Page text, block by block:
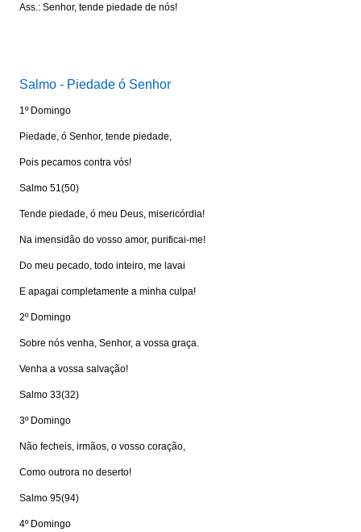
Ass.: Senhor, tende piedade de nós!
Salmo - Piedade ó Senhor
1º Domingo
Piedade, ó Senhor, tende piedade,
Pois pecamos contra vós!
Salmo 51(50)
Tende piedade, ó meu Deus, misericórdia!
Na imensidão do vosso amor, purificai-me!
Do meu pecado, todo inteiro, me lavai
E apagai completamente a minha culpa!
2º Domingo
Sobre nós venha, Senhor, a vossa graça.
Venha a vossa salvação!
Salmo 33(32)
3º Domingo
Não fecheis, irmãos, o vosso coração,
Como outrora no deserto!
Salmo 95(94)
4º Domingo